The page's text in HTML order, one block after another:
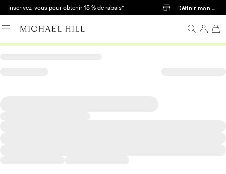
Passer au contenu principal
Inscrivez-vous pour obtenir 15 % de rabais† Définir mon